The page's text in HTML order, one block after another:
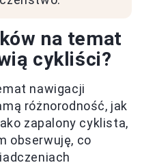
na temat
cykliści?
nawigacji
różnorodność, jak
zapalony cyklista,
obserwuję, co